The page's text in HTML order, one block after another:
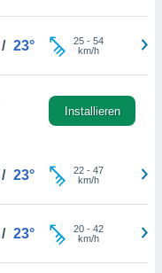
/ 23° 25- 54
km/h
Installieren
/ 23° 22- 47
km/h
/ 23° 20- 42
km/h